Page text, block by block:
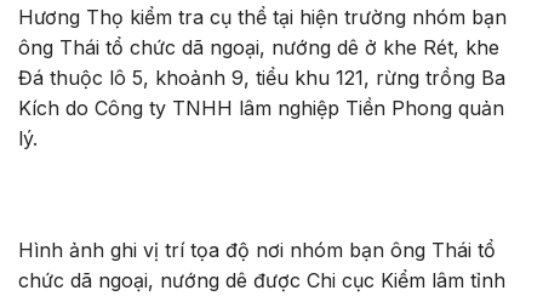
Hương Thọ kiểm tra cụ thể tại hiện trường nhóm bạn
ông Thái tổ chức dã ngoại, nướng dê ở khe Rét, khe
Đá thuộc lô 5, khoảnh 9, tiểu khu 121, rừng trồng Ba
Kích do Công ty TNHH lâm nghiệp Tiền Phong quản
lý.
Hình ảnh ghi vị trí tọa độ nơi nhóm bạn ông Thái tổ
chức dã ngoại, nướng dê được Chi cục Kiểm lâm tỉnh